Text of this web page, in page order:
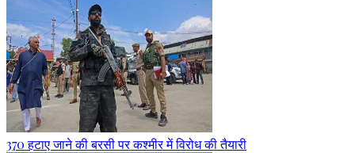
370 हटाए जाने की बरसी पर कश्मीर में विरोध की तैयारी